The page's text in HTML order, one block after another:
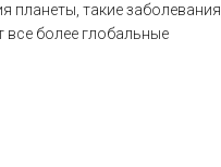
планеты, такие заболевания,
все более глобальные